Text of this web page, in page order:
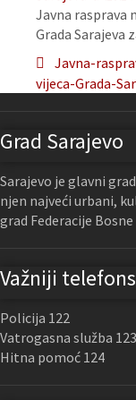
Javna rasprava
Grada Sarajeva
Javna-
vijeca-Grada-
Grad Sarajevo
Sarajevo je glavni
njen najveći urbani,
grad Federacije
Važniji
Policija 122
Vatrogasna služba 123
Hitna pomoć 124